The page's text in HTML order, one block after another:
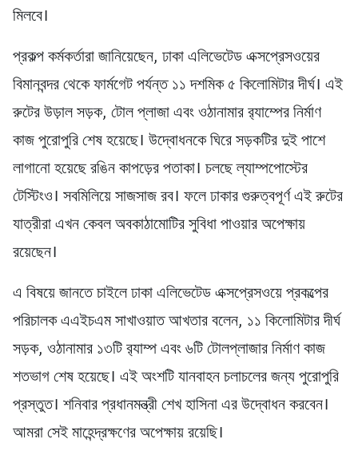
মিলবে।
প্রকল্প কর্মকর্তারা জানিয়েছেন, ঢাকা এলিভেটেড এক্সপ্রেসওয়ের
বিমানবন্দর থেকে ফার্মগেট পর্যন্ত ১১ দশমিক ৫ কিলোমিটার দীর্ঘ। এই
রুটের উড়াল সড়ক, টোল প্লাজা এবং ওঠানামার র‌্যাম্পের নির্মাণ
কাজ পুরোপুরি শেষ হয়েছে। উদ্বোধনকে ঘিরে সড়কটির দুই পাশে
লাগানো হয়েছে রঙিন কাপড়ের পতাকা। চলছে ল্যাম্পপোস্টের
টেস্টিংও। সবমিলিয়ে সাজসাজ রব। ফলে ঢাকার গুরুত্বপূর্ণ এই রুটের
যাত্রীরা এখন কেবল অবকাঠামোটির সুবিধা পাওয়ার অপেক্ষায়
রয়েছেন।
এ বিষয়ে জানতে চাইলে ঢাকা এলিভেটেড এক্সপ্রেসওয়ে প্রকল্পের
পরিচালক এএইচএম সাখাওয়াত আখতার বলেন, ১১ কিলোমিটার দীর্ঘ
সড়ক, ওঠানামার ১৩টি র‌্যাম্প এবং ৬টি টোলপ্লাজার নির্মাণ কাজ
শতভাগ শেষ হয়েছে। এই অংশটি যানবাহন চলাচলের জন্য পুরোপুরি
প্রস্তুত। শনিবার প্রধানমন্ত্রী শেখ হাসিনা এর উদ্বোধন করবেন।
আমরা সেই মাহেন্দ্রক্ষণের অপেক্ষায় রয়েছি।